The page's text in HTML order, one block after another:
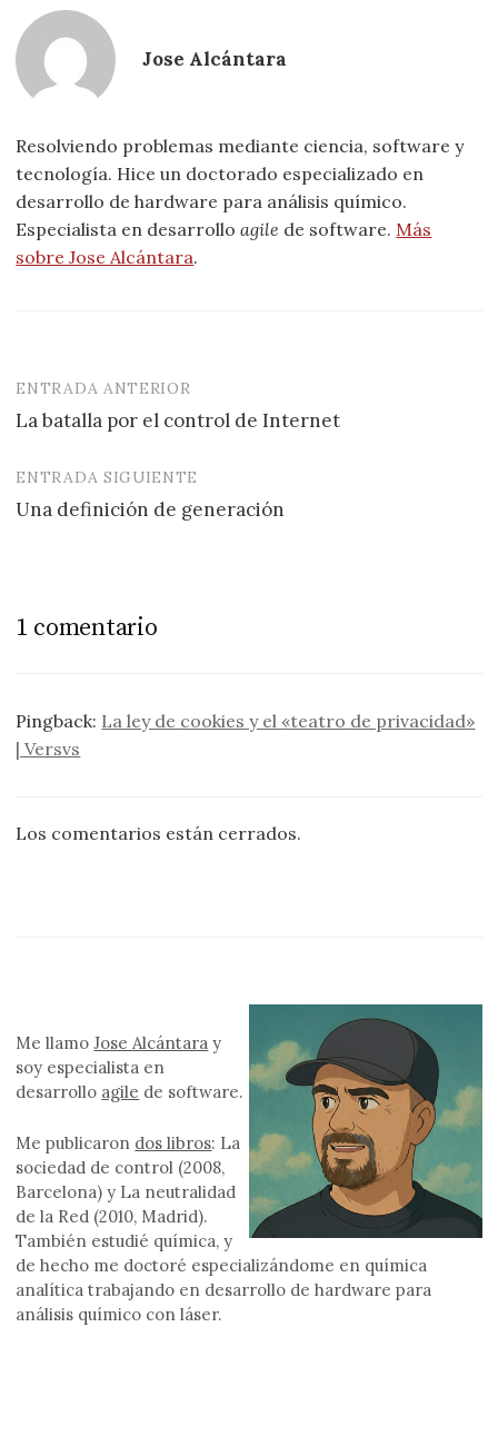
Jose Alcántara
Resolviendo problemas mediante ciencia, software y
tecnología. Hice un doctorado especializado en
desarrollo de hardware para análisis químico.
Especialista en desarrolloagile de software. Más
sobre Jose Alcántara.
Navegación
de
entradas
ENTRADA ANTERIOR
La batalla por el control de Internet
ENTRADA SIGUIENTE
Una definición de generación
1 comentario
Pingback: La ley de cookies y el «teatro de privacidad»
| Versvs
Los comentarios están cerrados.
Me llamoJose Alcántara y
soy especialista en
desarrollo agile de software.
Me publicaron dos libros: La
sociedad de control (2008,
Barcelona) y La neutralidad
de la Red (2010, Madrid).
También estudié química, y
de hecho me doctoré especializándome en química
analítica trabajando en desarrollo de hardware para
análisis químico con láser.